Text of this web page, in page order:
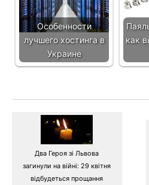
Особенности
лучшего хостинга в
Украине
как
Два Героя зі Львова
загинули на війні: 29 квітня
відбудеться прощання